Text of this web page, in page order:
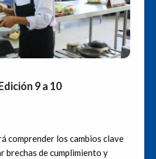
9 a 10
comprender los cambios clave
brechas de cumplimiento y